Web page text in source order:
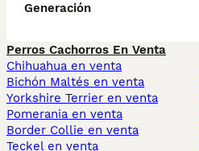
Generación
Perros Cachorros En Venta
Chihuahua en venta
Bichón Maltés en venta
Yorkshire Terrier en venta
Pomerania en venta
Border Collie en venta
Teckel en venta